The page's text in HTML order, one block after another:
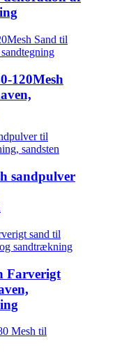
120Mesh
sandpulver
Farverigt